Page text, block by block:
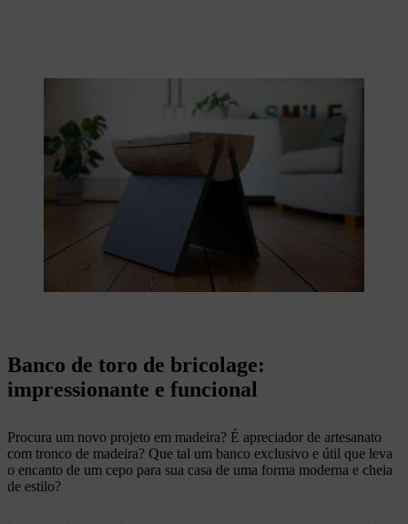
Banco de toro de bricolage:
impressionante e funcional
Procura um novo projeto em madeira? É apreciador de artesanato
com tronco de madeira? Que tal um banco exclusivo e útil que leva
o encanto de um cepo para sua casa de uma forma moderna e cheia
de estilo?